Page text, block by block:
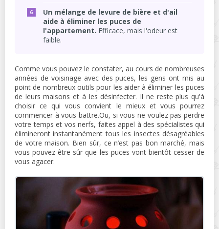
Un mélange de levure de bière et d'ail
aide à éliminer les puces de
l'appartement. Efficace, mais l'odeur est
faible.
Comme vous pouvez le constater, au cours de nombreuses
années de voisinage avec des puces, les gens ont mis au
point de nombreux outils pour les aider à éliminer les puces
de leurs maisons et à les désinfecter. Il ne reste plus qu'à
choisir ce qui vous convient le mieux et vous pourrez
commencer à vous battre.Ou, si vous ne voulez pas perdre
votre temps et vos nerfs, faites appel à des spécialistes qui
élimineront instantanément tous les insectes désagréables
de votre maison. Bien sûr, ce n’est pas bon marché, mais
vous pouvez être sûr que les puces vont bientôt cesser de
vous agacer.